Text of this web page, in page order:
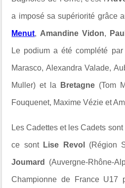
a imposé sa supériorité grâce
Menut, Amandine Vidon,
Le podium a été complété
Marasco, Alexandra Valade,
Muller) et la Bretagne (Tom
Fouquenet, Maxime Vézie et
Les Cadettes et les Cadets
ce sont Lise Revol (Région
Joumard (Auvergne-Rhône-
Championne de France U17